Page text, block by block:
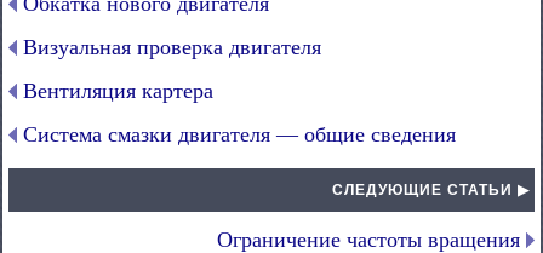
Визуальная проверка двигателя
Вентиляция картера
Система смазки двигателя — общие сведения
СЛЕДУЮЩИЕ СТАТЬИ ▶
Ограничение частоты вращения